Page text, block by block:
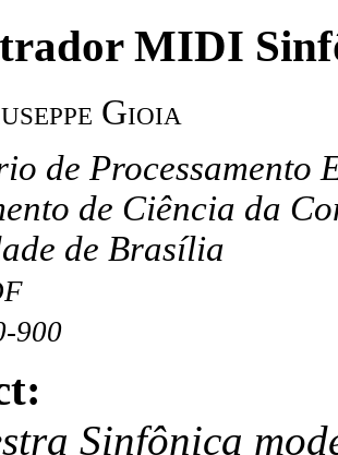
MIDI
Gioia
de Processamento
de Ciência da
de Brasília
900
Sinfônica